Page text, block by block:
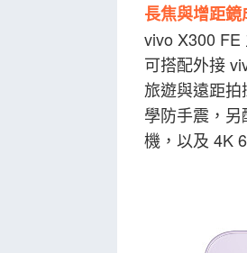
長焦與增距
vivo X300 FE
可搭配外接
旅遊與遠距
學防手震，
機，以及 4K